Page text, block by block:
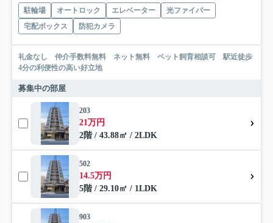
駐輪場 オートロック エレベーター
光ファイバー
宅配ボックス
防犯カメラ
礼金なし 仲介手数料無料 ネット無料 ペット飼育相談可 駅近徒歩
4分の利便性の高い好立地
募集中の部屋
203
21万円
2階 / 43.88㎡ / 2LDK
502
14.5万円
5階 / 29.10㎡ / 1LDK
903